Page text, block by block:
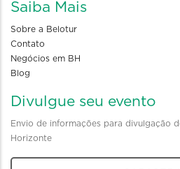
Saiba Mais
Sobre a Belotur
Contato
Negócios em BH
Blog
Divulgue seu evento
Envio de informações para divulgação
Horizonte